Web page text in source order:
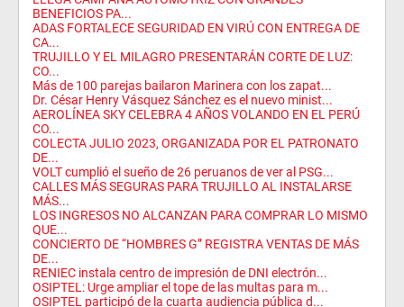
BENEFICIOS PA...
ADAS FORTALECE SEGURIDAD EN VIRÚ CON ENTREGA DE
CA...
TRUJILLO Y EL MILAGRO PRESENTARÁN CORTE DE LUZ:
CO...
Más de 100 parejas bailaron Marinera con los zapat...
Dr. César Henry Vásquez Sánchez es el nuevo minist...
AEROLÍNEA SKY CELEBRA 4 AÑOS VOLANDO EN EL PERÚ
CO...
COLECTA JULIO 2023, ORGANIZADA POR EL PATRONATO
DE...
VOLT cumplió el sueño de 26 peruanos de ver al PSG...
CALLES MÁS SEGURAS PARA TRUJILLO AL INSTALARSE
MÁS...
LOS INGRESOS NO ALCANZAN PARA COMPRAR LO MISMO
QUE...
CONCIERTO DE “HOMBRES G” REGISTRA VENTAS DE MÁS
DE...
RENIEC instala centro de impresión de DNI electrón...
OSIPTEL: Urge ampliar el tope de las multas para m...
OSIPTEL participó de la cuarta audiencia pública d...